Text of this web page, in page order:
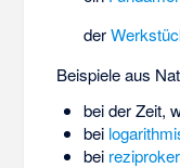
der
Beispiele aus
bei der Zeit,
bei
bei